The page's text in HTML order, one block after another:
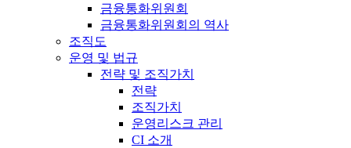
금융통화위원회
금융통화위원회의 역사
조직도
운영 및 법규
전략 및 조직가치
전략
조직가치
운영리스크 관리
CI 소개